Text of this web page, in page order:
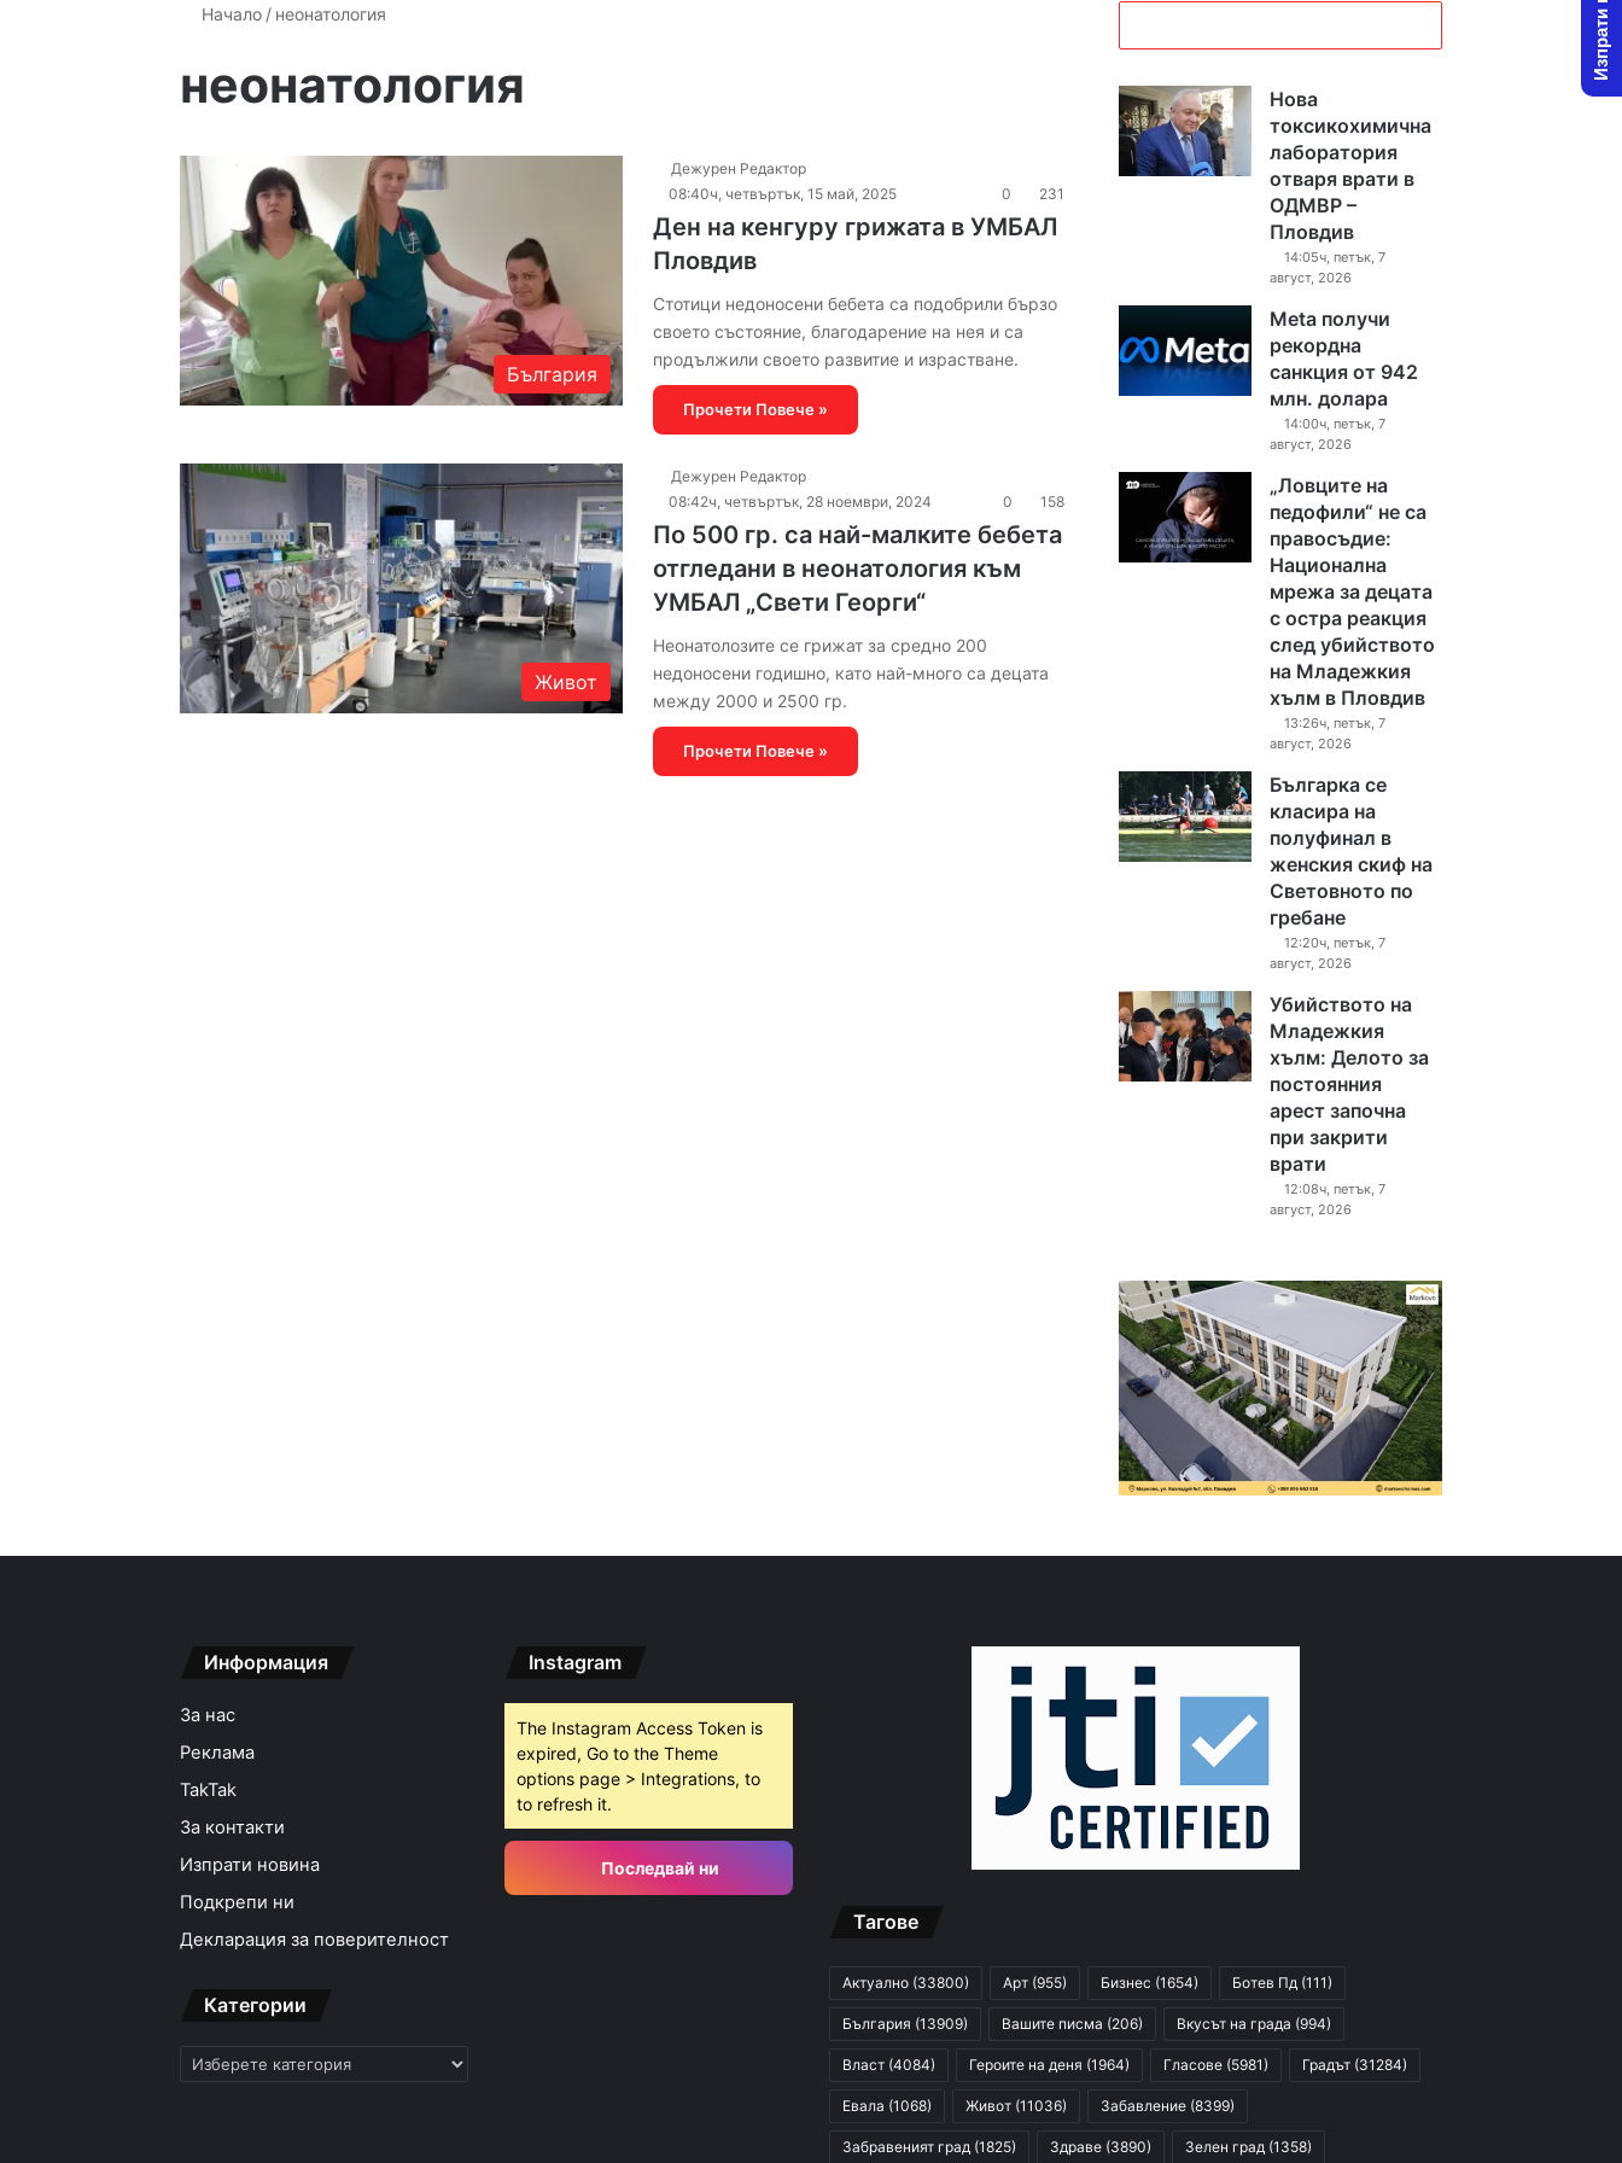
Начало / неонатология
неонатология
България
Дежурен Редактор
08:40ч, четвъртък, 15 май, 2025
0 231
Ден на кенгуру грижата в УМБАЛ
Пловдив
Стотици недоносени бебета са подобрили бързо
своето състояние, благодарение на нея и са
продължили своето развитие и израстване.
Прочети Повече »
Живот
Дежурен Редактор
08:42ч, четвъртък, 28 ноември, 2024
0 158
По 500 гр. са най-малките бебета
отгледани в неонатология към
УМБАЛ „Свети Георги“
Неонатолозите се грижат за средно 200
недоносени годишно, като най-много са децата
между 2000 и 2500 гр.
Прочети Повече »
Нова
токсикохимична
лаборатория
отваря врати в
ОДМВР –
Пловдив
14:05ч, петък, 7
август, 2026
Meta получи
рекордна
санкция от 942
млн. долара
14:00ч, петък, 7
август, 2026
„Ловците на
педофили“ не са
правосъдие:
Национална
мрежа за децата
с остра реакция
след убийството
на Младежкия
хълм в Пловдив
13:26ч, петък, 7
август, 2026
Българка се
класира на
полуфинал в
женския скиф на
Световното по
гребане
12:20ч, петък, 7
август, 2026
Убийството на
Младежкия
хълм: Делото за
постоянния
арест започна
при закрити
врати
12:08ч, петък, 7
август, 2026
Информация
За нас
Реклама
TakTak
За контакти
Изпрати новина
Подкрепи ни
Декларация за поверителност
Категории
Категории
Instagram
The Instagram Access Token is
expired, Go to the Theme
options page > Integrations, to
to refresh it.
Последвай ни
Тагове
Актуално (33800) Арт (955) Бизнес (1654) Ботев Пд (111)
България (13909) Вашите писма (206) Вкусът на града (994)
Власт (4084) Героите на деня (1964) Гласове (5981) Градът (31284)
Евала (1068) Живот (11036) Забавление (8399)
Забравеният град (1825) Здраве (3890) Зелен град (1358)